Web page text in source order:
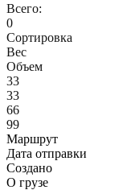
Всего:
0
Сортировка
Вес
Объем
33
33
66
99
Маршрут
Дата отправки
Создано
О грузе